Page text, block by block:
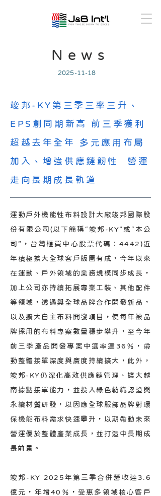
News
2025-11-18
竣邦-KY第三季三率三升、
EPS創同期新高 前三季獲利
超越去年全年 多元應用布局
加入、增強供應鏈韌性 營運
走向長期成長軌道
運動戶外機能性布料設計大廠竣邦國際股
份有限公司(以下簡稱“竣邦-KY”或“本公
司”，台灣櫃買中心股票代碼：4442)近
年積極擴大全球客戶版圖有成，今年以來
在運動、戶外領域的業務規模同步成長，
加上公司亦持續拓展專業工裝、其他配件
等領域，透過與全球品牌合作開發新品，
以及擴大自主布料開發項目，使每年被品
牌採用的布料專案數量穩步攀升，至今年
前三季產品開發專案中選率達36％，帶
動整體接單深度與廣度持續擴大，此外，
竣邦-KY仍深化高效供應鏈管理、擴大越
南據點接單能力，並投入綠色紡織認證與
永續材質研發，以因應全球服飾品牌對環
保機能布料需求快速攀升，以期帶動未來
營運優於整體產業成長，並打造中長期成
長前景。
竣邦-KY 2025年第三季合併營收達3.6
億元，年增40％，受惠多領域核心客戶